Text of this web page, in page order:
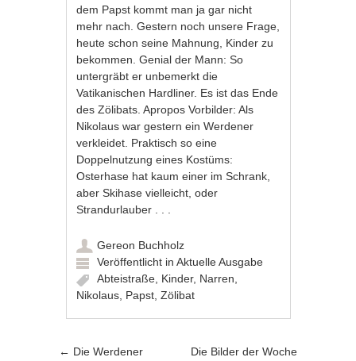
dem Papst kommt man ja gar nicht
mehr nach. Gestern noch unsere Frage,
heute schon seine Mahnung, Kinder zu
bekommen. Genial der Mann: So
untergräbt er unbemerkt die
Vatikanischen Hardliner. Es ist das Ende
des Zölibats. Apropos Vorbilder: Als
Nikolaus war gestern ein Werdener
verkleidet. Praktisch so eine
Doppelnutzung eines Kostüms:
Osterhase hat kaum einer im Schrank,
aber Skihase vielleicht, oder
Strandurlauber . . .
Gereon Buchholz
Veröffentlicht inAktuelle Ausgabe
Abteistraße Kinder, Narren
Nikolaus Papst ,Zölibat
Artikel-Navigation
← Die Werdener Die Bilder der Woche